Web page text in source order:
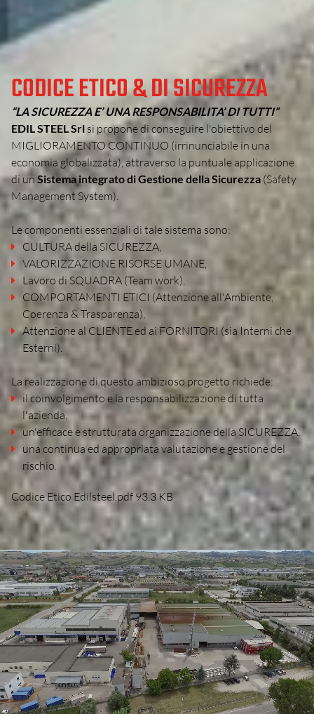
CODICE ETICO & DI SICUREZZA
“LA SICUREZZA E’ UNA RESPONSABILITA’ DI TUTTI”
EDIL STEEL Srlsi propone di conseguire l'obiettivo del
MIGLIORAMENTO CONTINUO (irrinunciabile in una
economia globalizzata), attraverso la puntuale applicazione
di un Sistema integrato di Gestione della Sicurezza (Safety
Management System).
Le componenti essenziali di tale sistema sono:
CULTURA della SICUREZZA,
VALORIZZAZIONE RISORSE UMANE,
Lavoro di SQUADRA (Team work),
COMPORTAMENTI ETICI (Attenzione all'Ambiente,
Coerenza & Trasparenza),
Attenzione al CLIENTE ed ai FORNITORI (sia Interni che
Esterni).
La realizzazione di questo ambizioso progetto richiede:
il coinvolgimento e la responsabilizzazione di tutta
l'azienda,
un'efficace e strutturata organizzazione della SICUREZZA,
una continua ed appropriata valutazione e gestione del
rischio.
Codice Etico Edilsteel.pdf 93.3 KB